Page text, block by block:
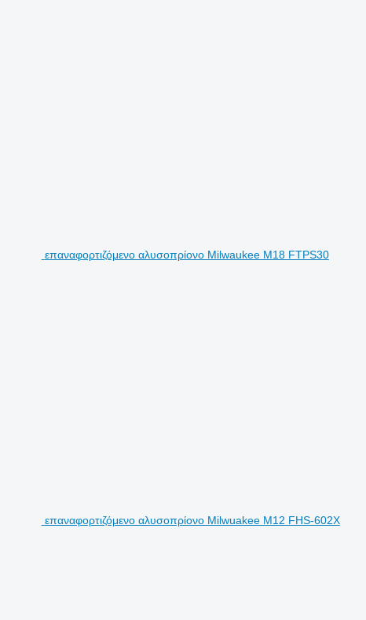
επαναφορτιζόμενο αλυσοπρίονο Milwaukee M18 FTPS30
επαναφορτιζόμενο αλυσοπρίονο Milwuakee M12 FHS-602X